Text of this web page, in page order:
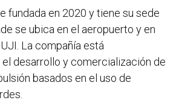
fundada en 2020 y tiene su sede
se ubica en el aeropuerto y en
La compañía está
desarrollo y comercialización de
basados en el uso de